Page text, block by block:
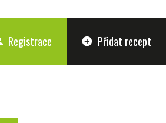
Registrace add_circle Přidat recept